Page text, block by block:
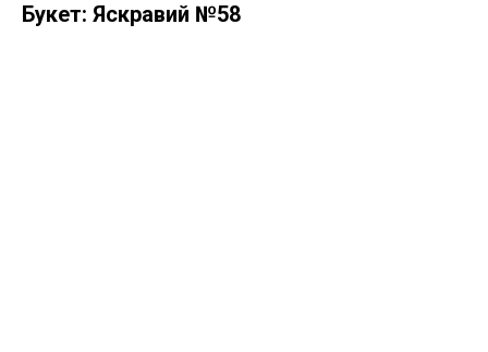
Букет: Яскравий №58